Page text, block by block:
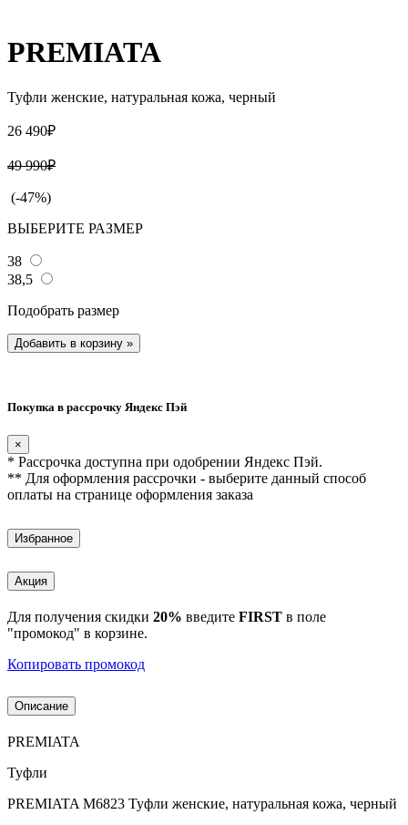
PREMIATA
Туфли женские, натуральная кожа, черный
26 490₽
49 990₽
(-47%)
ВЫБЕРИТЕ РАЗМЕР
38
38,5
Подобрать размер
Добавить в корзину »
Покупка в рассрочку Яндекс Пэй
×
* Рассрочка доступна при одобрении Яндекс Пэй.
** Для оформления рассрочки - выберите данный способ
оплаты на странице оформления заказа
Избранное
Акция
Для получения скидки 20% введите FIRST в поле
"промокод" в корзине.
Копировать промокод
Описание
PREMIATA
Туфли
PREMIATA M6823 Туфли женские, натуральная кожа, черный